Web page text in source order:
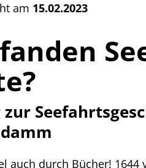
am 15.02.2023
auch durch Bücher!